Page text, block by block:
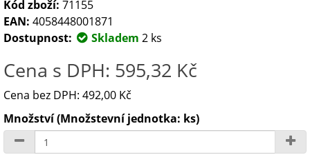
Kód zboží: 71155
EAN: 4058448001871
Dostupnost:
Skladem 2 ks
Cena s DPH: 595,32 Kč
Cena bez DPH: 492,00 Kč
Množství (Množstevní jednotka: ks)